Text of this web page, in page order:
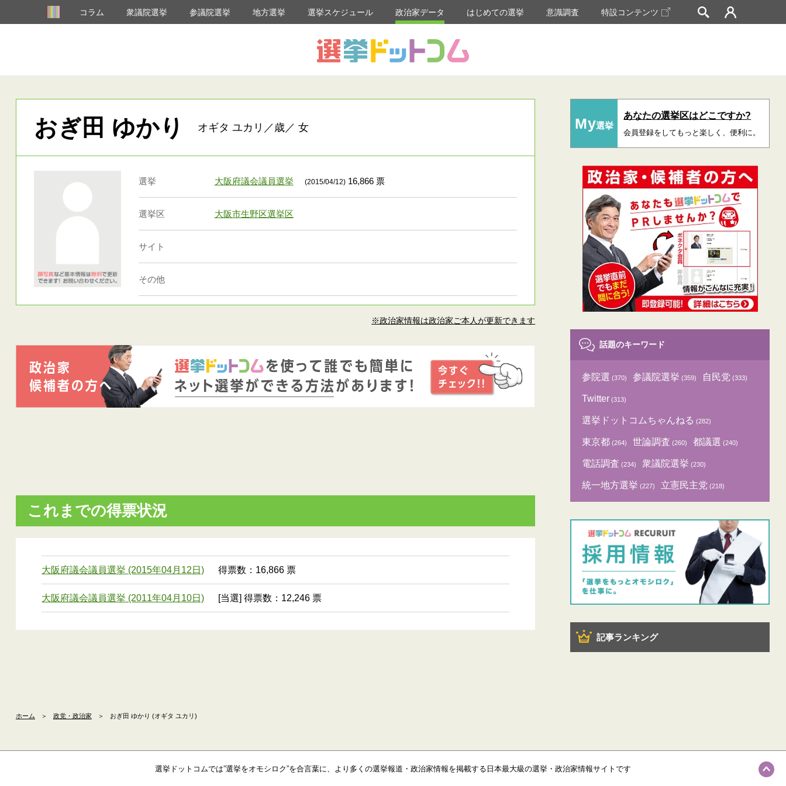
コラム 衆議院選挙 参議院選挙 地方選挙 選挙スケジュール 政治家データ はじめての選挙 意識調査 特設コンテンツ
おぎ田 ゆかり オギタ ユカリ／歳／ 女
選挙 大阪府議会議員選挙 (2015/04/12)16,866 票
選挙区 大阪市生野区選挙区
サイト
その他
※政治家情報は政治家ご本人が更新できます
これまでの得票状況
大阪府議会議員選挙 (2015年04月12日) 得票数：16,866 票
大阪府議会議員選挙 (2011年04月10日) [当選] 得票数：12,246 票
My選挙
あなたの選挙区はどこですか?
会員登録をしてもっと楽しく、便利に。
話題のキーワード
参院選 (370) 参議院選挙 (359) 自民党 (333)
Twitter (313)
選挙ドットコムちゃんねる (282)
東京都 (264) 世論調査 (260) 都議選 (240)
電話調査 (234) 衆議院選挙 (230)
統一地方選挙 (227) 立憲民主党 (218)
記事ランキング
ホーム ＞ 政党・政治家 ＞ おぎ田 ゆかり (オギタ ユカリ)
選挙ドットコムでは”選挙をオモシロク”を合言葉に、より多くの選挙報道・政治家情報を掲載する日本最大級の選挙・政治家情報サイトです